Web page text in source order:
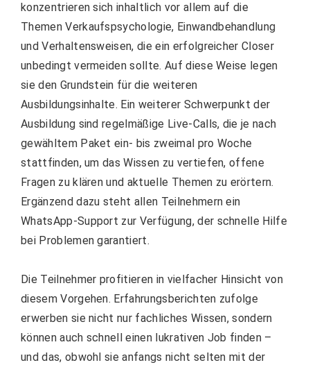
konzentrieren sich inhaltlich vor allem auf die
Themen Verkaufspsychologie, Einwandbehandlung
und Verhaltensweisen, die ein erfolgreicher Closer
unbedingt vermeiden sollte. Auf diese Weise legen
sie den Grundstein für die weiteren
Ausbildungsinhalte. Ein weiterer Schwerpunkt der
Ausbildung sind regelmäßige Live-Calls, die je nach
gewähltem Paket ein- bis zweimal pro Woche
stattfinden, um das Wissen zu vertiefen, offene
Fragen zu klären und aktuelle Themen zu erörtern.
Ergänzend dazu steht allen Teilnehmern ein
WhatsApp-Support zur Verfügung, der schnelle Hilfe
bei Problemen garantiert.
Die Teilnehmer profitieren in vielfacher Hinsicht von
diesem Vorgehen. Erfahrungsberichten zufolge
erwerben sie nicht nur fachliches Wissen, sondern
können auch schnell einen lukrativen Job finden –
und das, obwohl sie anfangs nicht selten mit der